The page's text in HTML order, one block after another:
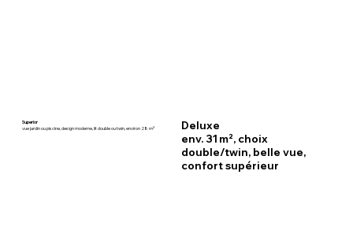
Superior
vue jardin ou piscine, design moderne, lit double ou twin, environ 28 m²
Deluxe
env. 31 m², choix
double/twin, belle vue,
confort supérieur